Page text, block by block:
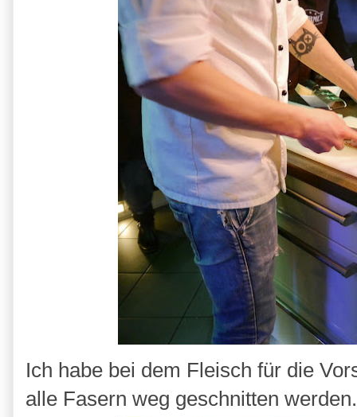
Ich habe bei dem Fleisch für die
alle Fasern weg geschnitten werden.